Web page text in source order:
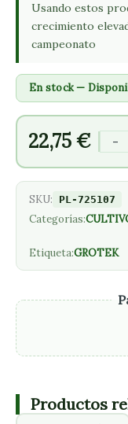
Usando estos
crecimiento
campeonato
En stock —
22,75€ -
SKU: PL-725107
Categorías:
Etiqueta:GROTEK
Productos